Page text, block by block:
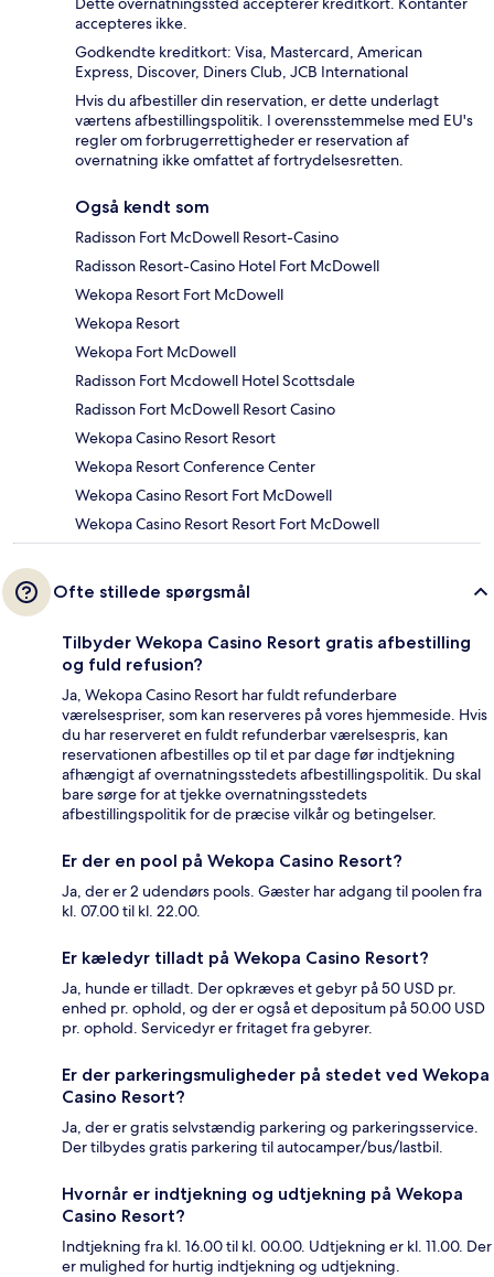
accepteres ikke.
Godkendte kreditkort: Visa, Mastercard, American
Express, Discover, Diners Club, JCB International
Hvis du afbestiller din reservation, er dette underlagt
værtens afbestillingspolitik. I overensstemmelse med EU's
regler om forbrugerrettigheder er reservation af
overnatning ikke omfattet af fortrydelsesretten.
Også kendt som
Radisson Fort McDowell Resort-Casino
Radisson Resort-Casino Hotel Fort McDowell
Wekopa Resort Fort McDowell
Wekopa Resort
Wekopa Fort McDowell
Radisson Fort Mcdowell Hotel Scottsdale
Radisson Fort McDowell Resort Casino
Wekopa Casino Resort Resort
Wekopa Resort Conference Center
Wekopa Casino Resort Fort McDowell
Wekopa Casino Resort Resort Fort McDowell
Ofte stillede spørgsmål
Tilbyder Wekopa Casino Resort gratis afbestilling
og fuld refusion?
Ja, Wekopa Casino Resort har fuldt refunderbare
værelsespriser, som kan reserveres på vores hjemmeside. Hvis
du har reserveret en fuldt refunderbar værelsespris, kan
reservationen afbestilles op til et par dage før indtjekning
afhængigt af overnatningsstedets afbestillingspolitik. Du skal
bare sørge for at tjekke overnatningsstedets
afbestillingspolitik for de præcise vilkår og betingelser.
Er der en pool på Wekopa Casino Resort?
Ja, der er 2 udendørs pools. Gæster har adgang til poolen fra
kl. 07.00 til kl. 22.00.
Er kæledyr tilladt på Wekopa Casino Resort?
Ja, hunde er tilladt. Der opkræves et gebyr på 50 USD pr.
enhed pr. ophold, og der er også et depositum på 50.00 USD
pr. ophold. Servicedyr er fritaget fra gebyrer.
Er der parkeringsmuligheder på stedet ved Wekopa
Casino Resort?
Ja, der er gratis selvstændig parkering og parkeringsservice.
Der tilbydes gratis parkering til autocamper/bus/lastbil.
Hvornår er indtjekning og udtjekning på Wekopa
Casino Resort?
Indtjekning fra kl. 16.00 til kl. 00.00. Udtjekning er kl. 11.00. Der
er mulighed for hurtig indtjekning og udtjekning.